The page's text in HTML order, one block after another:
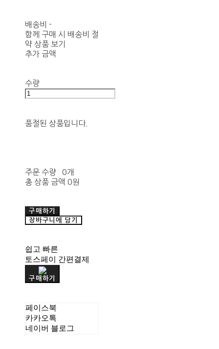
배송비 -
함께 구매 시 배송비 절
약 상품 보기
추가 금액
수량
품절된 상품입니다.
주문 수량
0개
총 상품 금액 0원
구매하기
장바구니에 담기
쉽고 빠른
토스페이 간편결제
구매하기
페이스북
카카오톡
네이버 블로그